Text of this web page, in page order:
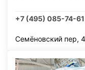
+7 (495) 085-74-61
Семёновский пер,